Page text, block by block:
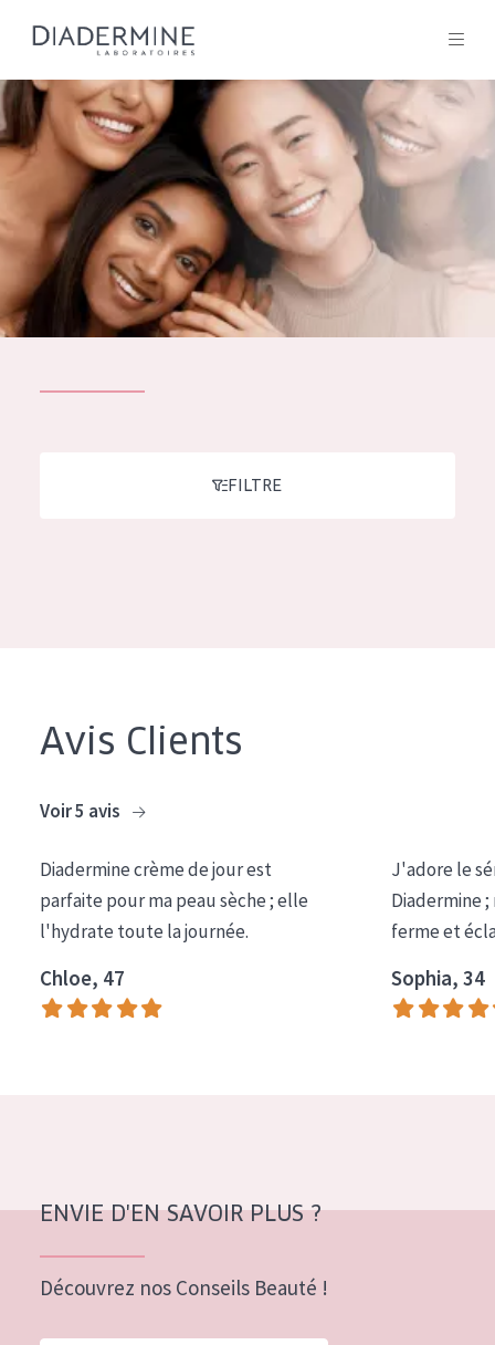
SOLUTIONS POUR LA PEAU
TYPE DE PRODUIT
Crème pour les Yeux
Sérum
COLLECTION
Peau normale à sèche
TOUS LES PRODUIT
Tous les Produit
ACCUEIL
Composition
À propos
Conseils Beauté
FILTRE
Avis Clients
Voir 5 avis
Diadermine crème de jour est
parfaite pour ma peau sèche ; elle
l'hydrate toute la journée.
Chloe, 47
J'adore le
Diadermine
ferme et
Sophia, 34
ENVIE D'EN SAVOIR PLUS ?
Découvrez nos Conseils Beauté !